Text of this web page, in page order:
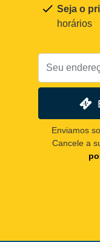
Seja o
horários
Enviamos
Cancele a